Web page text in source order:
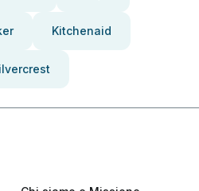
Kitchenaid